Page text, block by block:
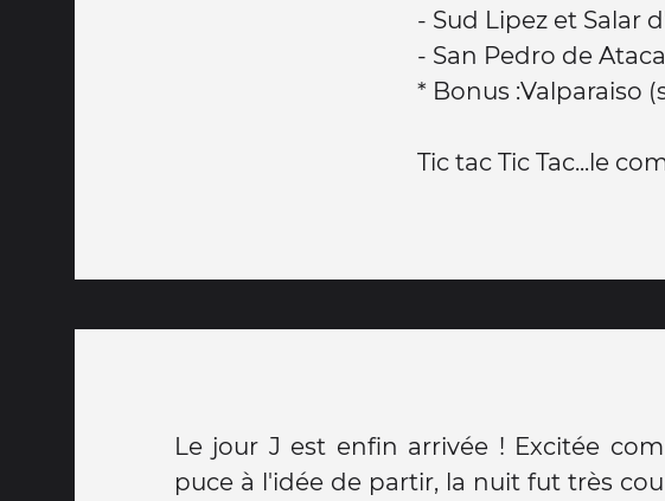
- Sud Lipez et Salar
- San Pedro de
* Bonus :Valparaiso
Tic tac Tic Tac...le
Le jour J est enfin arrivée ! Excitée
puce à l'idée de partir, la nuit fut très